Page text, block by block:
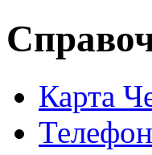
Карта